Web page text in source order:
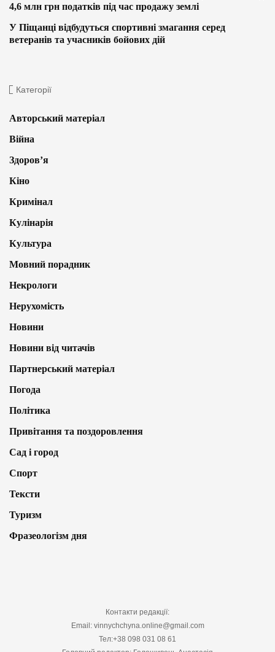
4,6 млн грн податків під час продажу землі
У Піщанці відбудуться спортивні змагання серед
ветеранів та учасників бойових дій
Категорії
Авторський матеріал
Війна
Здоров’я
Кіно
Кримінал
Кулінарія
Культура
Мовний порадник
Некрологи
Нерухомість
Новини
Новини від читачів
Партнерський матеріал
Погода
Політика
Привітання та поздоровлення
Сад і город
Спорт
Тексти
Туризм
Фразеологізм дня
Контакти редакції:
Email: vinnychchyna.online@gmail.com
Тел:+38 098 031 08 61